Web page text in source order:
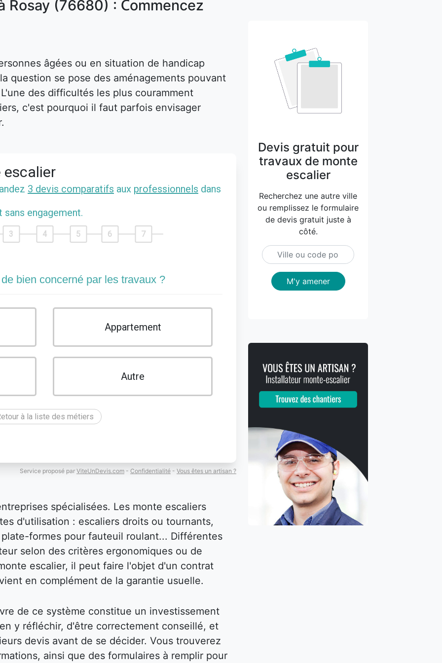
Rosay (76680) : Commencez
âgées ou en situation de handicap
question se pose des aménagements pouvant
des difficultés les plus couramment
c'est pourquoi il faut parfois envisager
escalier
3 devis comparatifs aux professionnels dans
sans engagement.
3 4 5 6 7
bien concerné par les travaux ?
Appartement
Autre
à la liste des métiers
Service proposé par ViteUnDevis.com - Confidentialité - Vous êtes un artisan ?
spécialisées. Les monte escaliers
d'utilisation : escaliers droits ou tournants,
formes pour fauteuil roulant... Différentes
selon des critères ergonomiques ou de
escalier, il peut faire l'objet d'un contrat
en complément de la garantie usuelle.
de ce système constitue un investissement
y réfléchir, d'être correctement conseillé, et
devis avant de se décider. Vous trouverez
ainsi que des formulaires à remplir pour
Devis gratuit pour
travaux de monte
escalier
Recherchez une autre ville
ou remplissez le formulaire
de devis gratuit juste à
côté.
M'y amener